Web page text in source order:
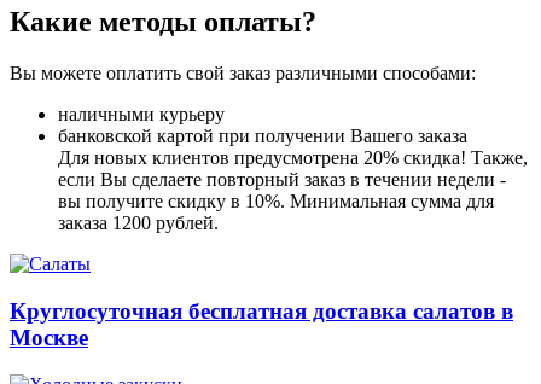
Какие методы оплаты?
Вы можете оплатить свой заказ различными способами:
наличными курьеру
банковской картой при получении Вашего заказа
Для новых клиентов предусмотрена 20% скидка! Также,
если Вы сделаете повторный заказ в течении недели -
вы получите скидку в 10%. Минимальная сумма для
заказа 1200 рублей.
Круглосуточная бесплатная доставка салатов в
Москве